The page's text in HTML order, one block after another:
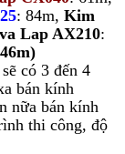
: 84m, Kim
Lap AX210:
có 3 đến 4
bán kính
nữa bán kính
thi công, độ